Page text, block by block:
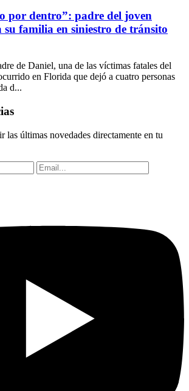
por dentro”: padre del joven
familia en siniestro de tránsito
de Daniel, una de las víctimas fatales del
en Florida que dejó a cuatro personas
d...
las últimas novedades directamente en tu